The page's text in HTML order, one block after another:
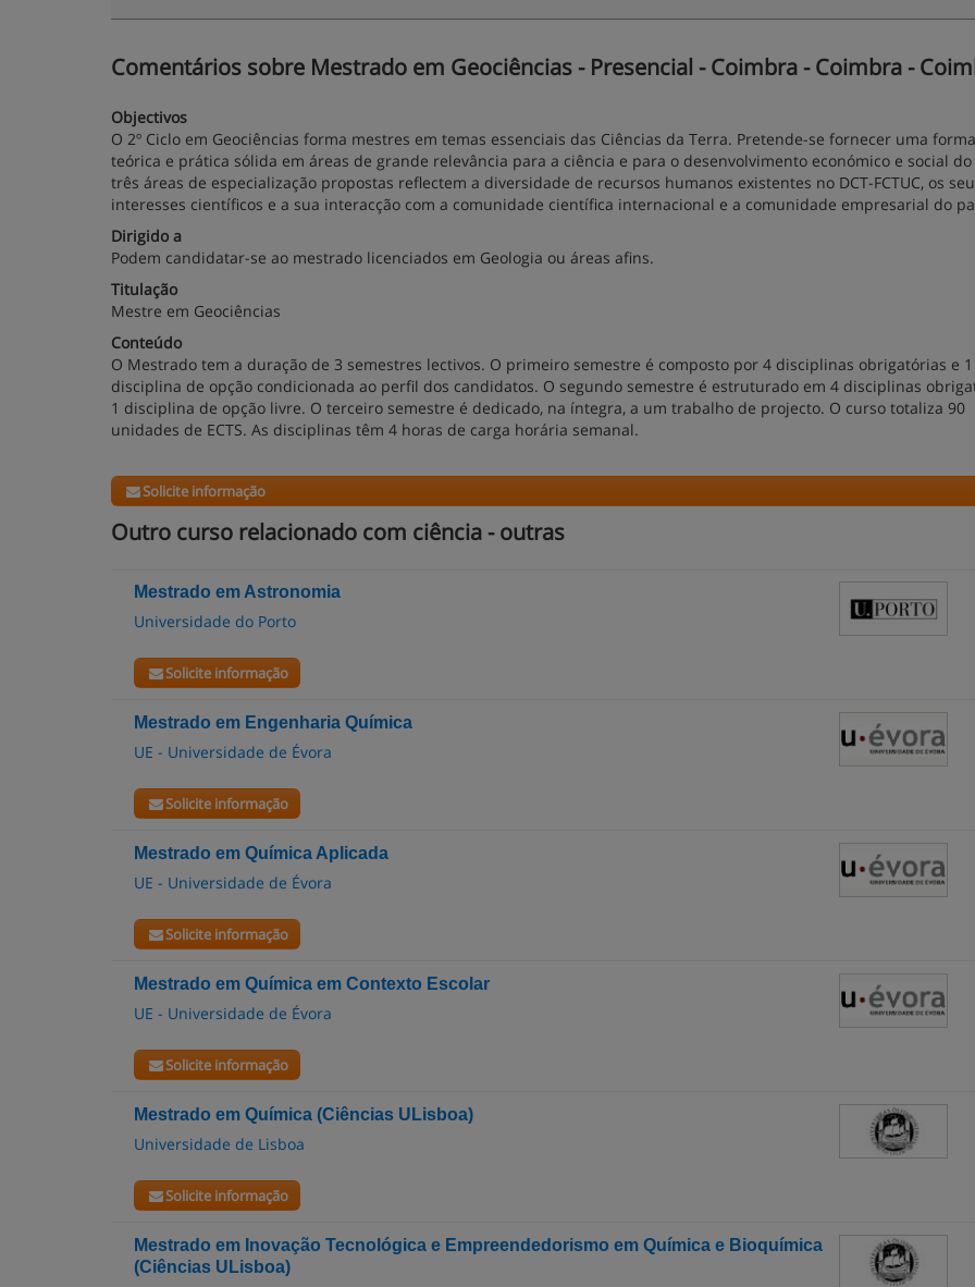
Comentários sobre Mestrado em Geociências - Presencial - Coimbra - Coimbra -
Objectivos
O 2º Ciclo em Geociências forma mestres em temas essenciais das Ciências da Terra. Pretende-se fornecer uma
teórica e prática sólida em áreas de grande relevância para a ciência e para o desenvolvimento económico e social do
três áreas de especialização propostas reflectem a diversidade de recursos humanos existentes no DCT-FCTUC, os
interesses científicos e a sua interacção com a comunidade científica internacional e a comunidade empresarial do
Dirigido a
Podem candidatar-se ao mestrado licenciados em Geologia ou áreas afins.
Titulação
Mestre em Geociências
Conteúdo
O Mestrado tem a duração de 3 semestres lectivos. O primeiro semestre é composto por 4 disciplinas obrigatórias e 1
disciplina de opção condicionada ao perfil dos candidatos. O segundo semestre é estruturado em 4 disciplinas
1 disciplina de opção livre. O terceiro semestre é dedicado, na íntegra, a um trabalho de projecto. O curso totaliza 90
unidades de ECTS. As disciplinas têm 4 horas de carga horária semanal.
Solicite informação
Outro curso relacionado com ciência - outras
Mestrado em Astronomia
Universidade do Porto
Solicite informação
Mestrado em Engenharia Química
UE - Universidade de Évora
Solicite informação
Mestrado em Química Aplicada
UE - Universidade de Évora
Solicite informação
Mestrado em Química em Contexto Escolar
UE - Universidade de Évora
Solicite informação
Mestrado em Química (Ciências ULisboa)
Universidade de Lisboa
Solicite informação
Mestrado em Inovação Tecnológica e Empreendedorismo em Química e Bioquímica
(Ciências ULisboa)